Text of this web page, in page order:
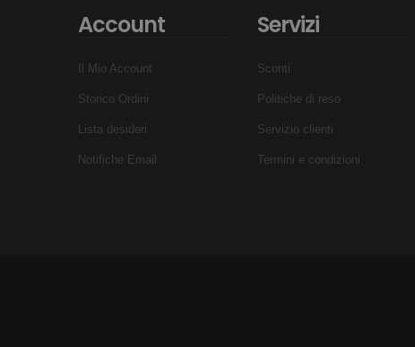
Account
Il Mio Account
Storico Ordini
Lista desideri
Notifiche Email
Servizi
Sconti
Politiche di reso
Servizio clienti
Termini e condizioni